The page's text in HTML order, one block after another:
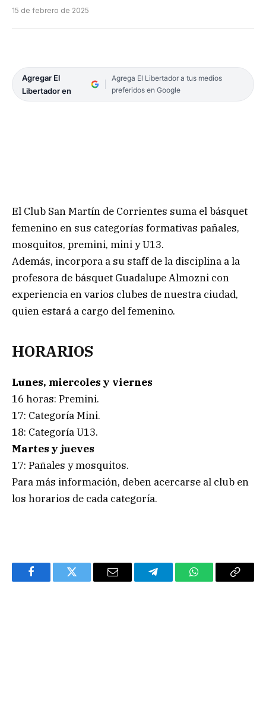
15 de febrero de 2025
Agregar El
Libertador en
Agrega El Libertador a tus medios
preferidos en Google
El Club San Martín de Corrientes suma el básquet
femenino en sus categorías formativas pañales,
mosquitos, premini, mini y U13.
Además, incorpora a su staff de la disciplina a la
profesora de básquet Guadalupe Almozni con
experiencia en varios clubes de nuestra ciudad,
quien estará a cargo del femenino.
HORARIOS
Lunes, miercoles y viernes
16 horas: Premini.
17: Categoría Mini.
18: Categoría U13.
Martes y jueves
17: Pañales y mosquitos.
Para más información, deben acercarse al club en
los horarios de cada categoría.
FacebookTwitter Email TelegramWhatsAppCopy